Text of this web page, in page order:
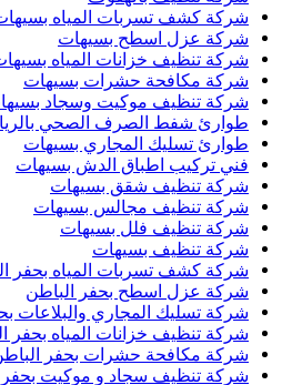
شركة كشف تسربات المياه
شركة عزل اسطح بسيهات
شركة تنظيف خزانات المياه
شركة مكافحة حشرات بسيهات
شركة تنظيف موكيت وسجاد
طوارئ شفط الصرف الصحي
طوارئ تسليك المجاري بسيهات
فني تركيب اطباق الدش بسيهات
شركة تنظيف شقق بسيهات
شركة تنظيف مجالس بسيهات
شركة تنظيف فلل بسيهات
شركة تنظيف بسيهات
شركة كشف تسربات المياه بحفر
شركة عزل اسطح بحفر الباطن
شركة تسليك المجاري والبلاعات
شركة تنظيف خزانات المياه بحفر
شركة مكافحة حشرات بحفر
شركة تنظيف سجاد و موكيت بحفر